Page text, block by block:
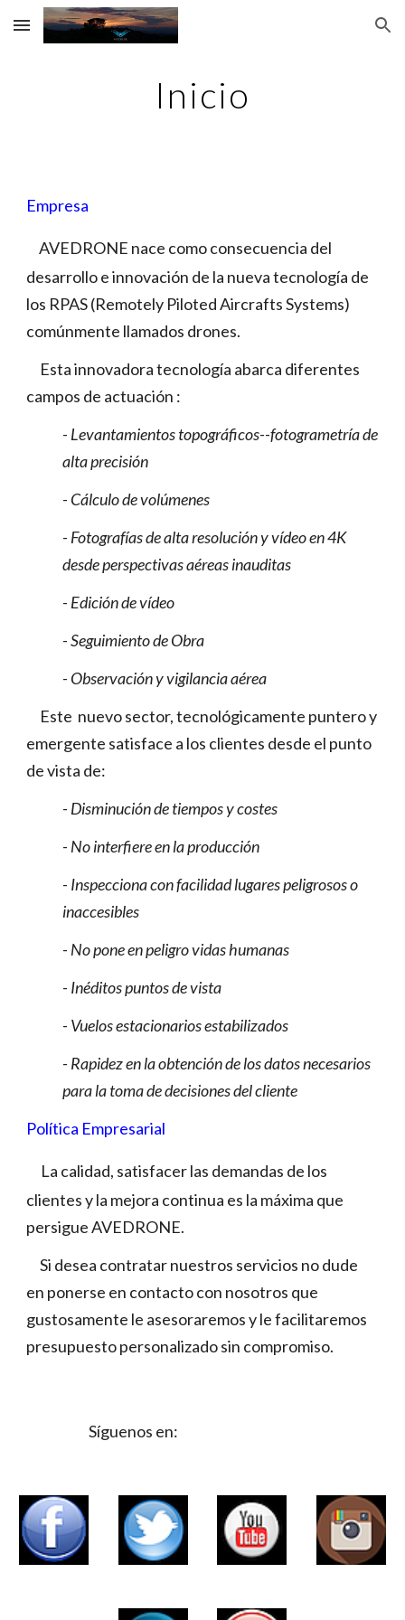
Skip to main content Skip to navigation
Inicio
Empresa
AVEDRONE nace como consecuencia del
desarrollo e innovación de la nueva tecnología de
los RPAS (Remotely Piloted Aircrafts Systems)
comúnmente llamados drones.
Esta innovadora tecnología abarca diferentes
campos de actuación :
- Levantamientos topográficos--fotogrametría de
alta precisión
- Cálculo de volúmenes
- Fotografías de alta resolución y vídeo en 4K
desde perspectivas aéreas inauditas
- Edición de vídeo
- Seguimiento de Obra
- Observación y vigilancia aérea
Este nuevo sector, tecnológicamente puntero y
emergente satisface a los clientes desde el punto
de vista de:
- Disminución de tiempos y costes
- No interfiere en la producción
- Inspecciona con facilidad lugares peligrosos o
inaccesibles
- No pone en peligro vidas humanas
- Inéditos puntos de vista
- Vuelos estacionarios estabilizados
- Rapidez en la obtención de los datos necesarios
para la toma de decisiones del cliente
Política Empresarial
La calidad, satisfacer las demandas de los
clientes y la mejora continua es la máxima que
persigue AVEDRONE.
Si desea contratar nuestros servicios no dude
en ponerse en contacto con nosotros que
gustosamente le asesoraremos y le facilitaremos
presupuesto personalizado sin compromiso.
Síguenos en: